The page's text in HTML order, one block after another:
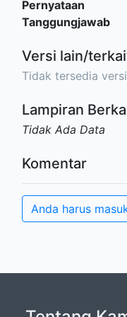
Pernyataan
Tanggungjawab
Versi lain/
Tidak tersedia
Lampiran
Tidak Ada Data
Komentar
Anda harus